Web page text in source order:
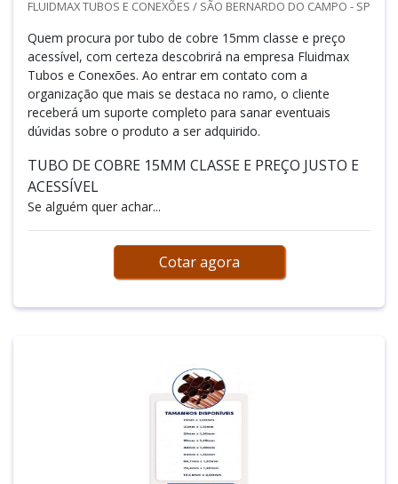
FLUIDMAX TUBOS E CONEXÕES / SÃO BERNARDO DO CAMPO - SP
Quem procura por tubo de cobre 15mm classe e preço
acessível, com certeza descobrirá na empresa Fluidmax
Tubos e Conexões. Ao entrar em contato com a
organização que mais se destaca no ramo, o cliente
receberá um suporte completo para sanar eventuais
dúvidas sobre o produto a ser adquirido.
TUBO DE COBRE 15MM CLASSE E PREÇO JUSTO E
ACESSÍVEL
Se alguém quer achar...
Cotar agora